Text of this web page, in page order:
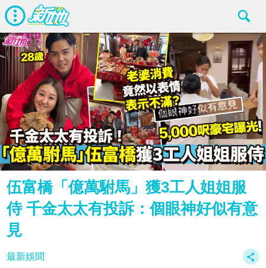
伍富橋「億萬駙馬」獲3工人姐姐服
侍 千金太太有投訴：個眼神好似有意
見
最新娛聞